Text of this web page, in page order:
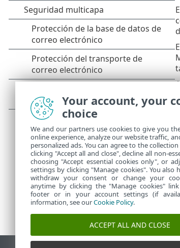
Your account, your
choice
We and our partners use cookies to give you
online experience, analyze our website traffic,
personalized ads. You can agree to the
clicking "Accept all and close", decline all non-
choosing "Accept essential cookies only", or
settings by clicking "Manage cookies". You also
withdraw your consent or change your
anytime by clicking the "Manage cookies"
footer or in your account settings (if
information, see ourCookie Policy.
ACCEPT ALL AND CLOSE